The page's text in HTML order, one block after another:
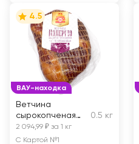
ВАУ-находка
4.5
Ветчина
сырокопченая
МК
ГРОДНЕНСКИЙ
0.5 кг
2 094,99 ₽ за 1 кг
С Картой №1